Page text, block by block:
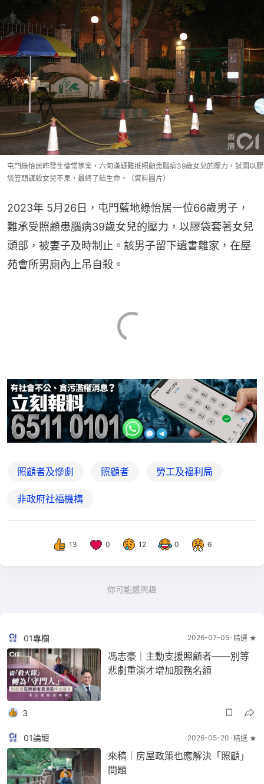
屯門綠怡居昨發生倫常慘案，六旬漢疑難抵照顧患腦病39歲女兒的壓力，試圖以膠
袋笠頭謀殺女兒不果，最終了結生命。（資料圖片）
2023年 5月26日，屯門藍地綠怡居一位66歲男子，
難承受照顧患腦病39歲女兒的壓力，以膠袋套著女兒
頭部，被妻子及時制止。該男子留下遺書離家，在屋
苑會所男廁內上吊自殺。
照顧者及慘劇 照顧者 勞工及福利局
非政府社福機構
13 0 12 0 6
你可能感興趣
01專欄 2026-07-05 精選 ★
馮志豪｜主動支援照顧者——別等
悲劇重演才增加服務名額
3
01論壇 2026-05-20 精選 ★
來稿｜房屋政策也應解決「照顧」
問題